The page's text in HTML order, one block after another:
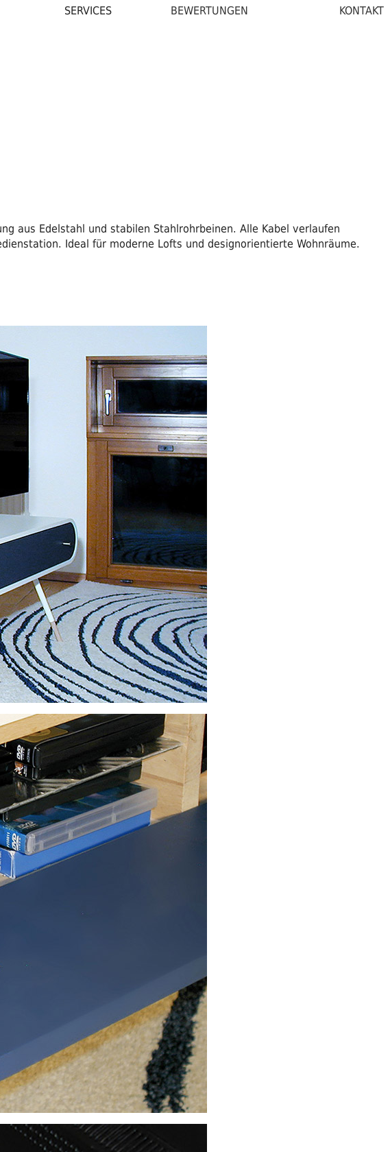
SERVICES BEWERTUNGEN KONTAKT
aus Edelstahl und stabilen Stahlrohrbeinen. Alle Kabel verlaufen
Ideal für moderne Lofts und designorientierte Wohnräume.